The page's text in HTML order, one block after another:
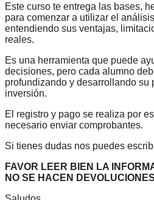
Este curso te entrega las bases,
para comenzar a utilizar el
entendiendo sus ventajas,
reales.
Es una herramienta que puede
decisiones, pero cada alumno
profundizando y desarrollando su
inversión.
El registro y pago se realiza por
necesario enviar comprobantes.
Si tienes dudas nos puedes
FAVOR LEER BIEN LA
NO SE HACEN